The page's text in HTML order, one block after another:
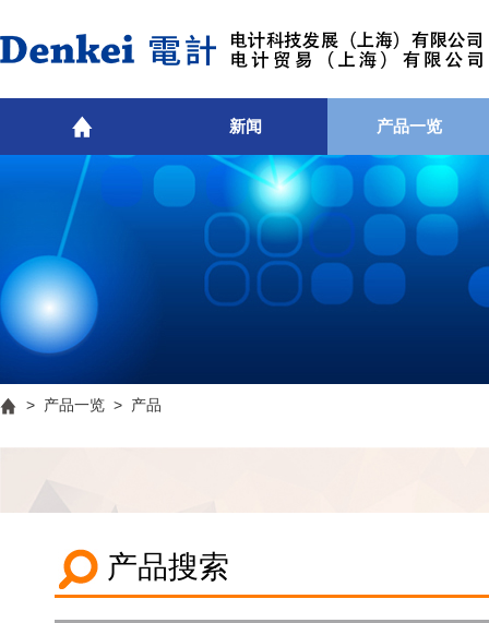
新闻 产品一览
> 产品一览 > 产品
产品搜索